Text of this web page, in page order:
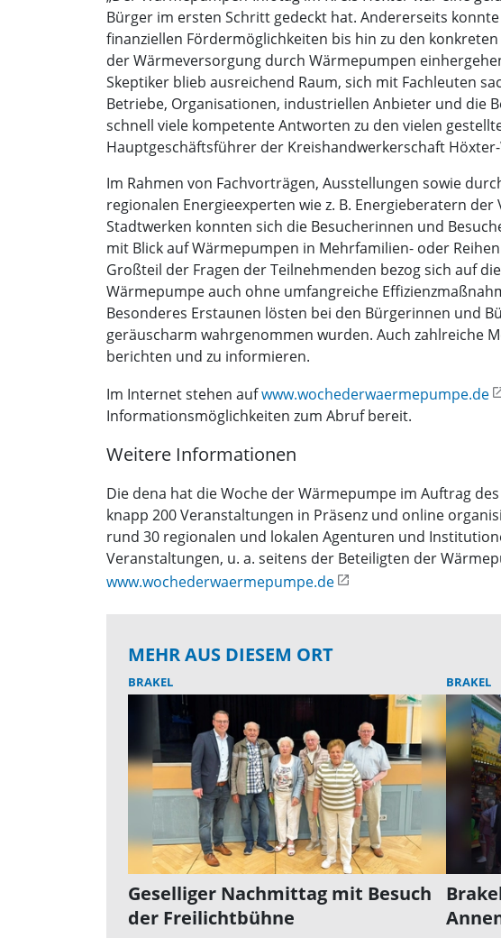
Bürger im ersten Schritt gedeckt hat. Andererseits
finanziellen Fördermöglichkeiten bis hin zu den
der Wärmeversorgung durch Wärmepumpen
Skeptiker blieb ausreichend Raum, sich mit Fachleuten
Betriebe, Organisationen, industriellen Anbieter und die
schnell viele kompetente Antworten zu den vielen
Hauptgeschäftsführer der Kreishandwerkerschaft
Im Rahmen von Fachvorträgen, Ausstellungen sowie
regionalen Energieexperten wie z. B. Energieberatern
Stadtwerken konnten sich die Besucherinnen und
mit Blick auf Wärmepumpen in Mehrfamilien- oder
Großteil der Fragen der Teilnehmenden bezog sich auf
Wärmepumpe auch ohne umfangreiche
Besonderes Erstaunen lösten bei den Bürgerinnen und
geräuscharm wahrgenommen wurden. Auch zahlreiche
berichten und zu informieren.
Im Internet stehen aufwww.wochederwaermepumpe.de
Informationsmöglichkeiten zum Abruf bereit.
Weitere Informationen
Die dena hat die Woche der Wärmepumpe im Auftrag
knapp 200 Veranstaltungen in Präsenz und online
rund 30 regionalen und lokalen Agenturen und
Veranstaltungen, u. a. seitens der Beteiligten der
www.wochederwaermepumpe.de
MEHR AUS DIESEM ORT
BRAKEL
Geselliger Nachmittag mit Besuch
der Freilichtbühne
BRAKEL